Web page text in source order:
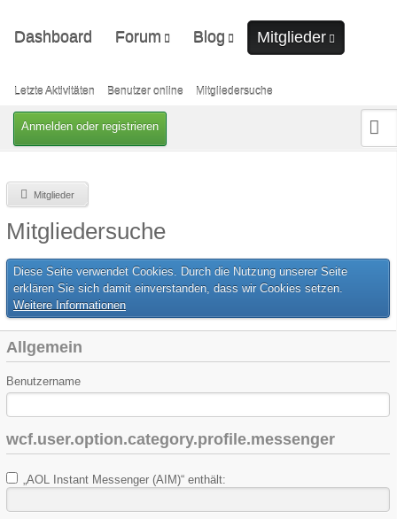
Anmelden oder registrieren
Dashboard Forum Blog Mitglieder
Benutzer online
Letzte Aktivitäten Benutzer online Mitgliedersuche
Mitglieder
Mitgliedersuche
Diese Seite verwendet Cookies. Durch die Nutzung unserer Seite
erklären Sie sich damit einverstanden, dass wir Cookies setzen.
Weitere Informationen
Allgemein
Benutzername
wcf.user.option.category.profile.messenger
„AOL Instant Messenger (AIM)“ enthält: